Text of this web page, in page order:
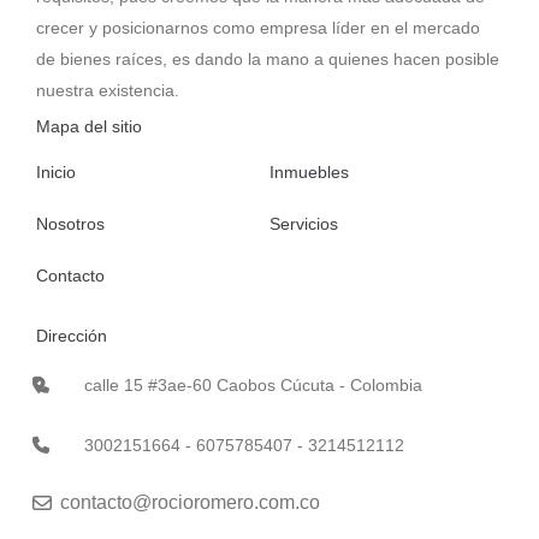
crecer y posicionarnos como empresa líder en el mercado
de bienes raíces, es dando la mano a quienes hacen posible
nuestra existencia.
Mapa del sitio
Inicio Inmuebles
Nosotros Servicios
Contacto
Dirección
calle 15 #3ae-60 Caobos Cúcuta - Colombia
3002151664 - 6075785407 - 3214512112
contacto@rocioromero.com.co